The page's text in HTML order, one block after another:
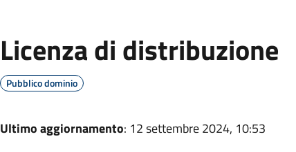
Licenza di distribuzione
Pubblico dominio
Ultimo aggiornamento: 12 settembre 2024, 10:53